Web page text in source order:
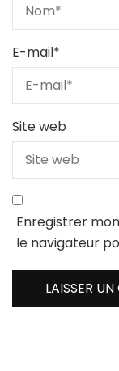
E-mail*
Site web
Enregistrer
le navigateur